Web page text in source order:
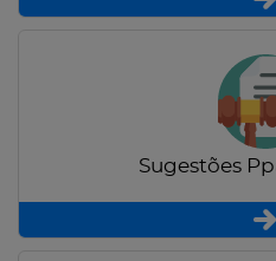
Sugestões